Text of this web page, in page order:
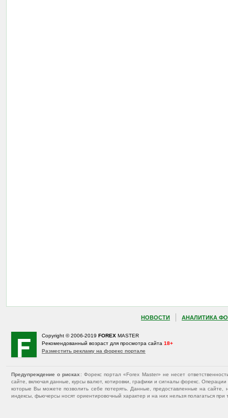
НОВОСТИ АНАЛИТИКА
Copyright © 2006-2019 FOREX MASTER
Рекомендованный возраст для просмотра сайта 18+
Разместить рекламу на форекс портале
Предупреждение о рисках : Форекс портал «Forex Master» не несет
сайте, включая данные, курсы валют, котировки, графики и сигналы форекс.
которые Вы можете позволить себе потерять. Данные, предоставленные на
индексы, фьючерсы носят ориентировочный характер и на них нельзя полагаться при